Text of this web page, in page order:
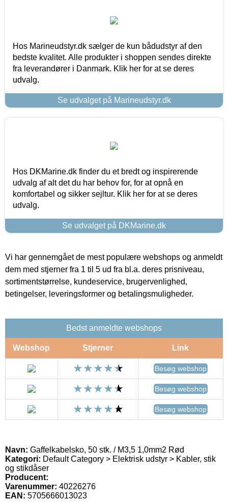
Hos Marineudstyr.dk sælger de kun bådudstyr af den
bedste kvalitet. Alle produkter i shoppen sendes direkte
fra leverandører i Danmark. Klik her for at se deres
udvalg.
Se udvalget på Marineudstyr.dk
Hos DKMarine.dk finder du et bredt og inspirerende
udvalg af alt det du har behov for, for at opnå en
komfortabel og sikker sejltur. Klik her for at se deres
udvalg.
Se udvalget på DKMarine.dk
Vi har gennemgået de mest populære webshops og anmeldt
dem med stjerner fra 1 til 5 ud fra bl.a. deres prisniveau,
sortimentstørrelse, kundeservice, brugervenlighed,
betingelser, leveringsformer og betalingsmuligheder.
Bedst anmeldte webshops
Webshop Stjerner Link
Besøg webshop
Besøg webshop
Besøg webshop
Navn: Gaffelkabelsko, 50 stk. / M3,5 1,0mm2 Rød
Kategori: Default Category > Elektrisk udstyr > Kabler, stik
og stikdåser
Producent:
Varenummer: 40226276
EAN: 5705666013023